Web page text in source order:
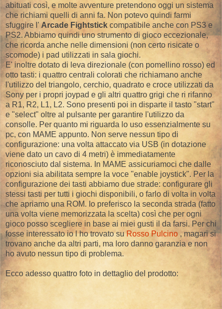
abituati così, e molte avventure pretendono oggi un sistema
che richiami quelli di anni fa. Non potevo quindi farmi
sfuggire l' Arcade Fightstick compatibile anche con PS3 e
PS2. Abbiamo quindi uno strumento di gioco eccezionale,
che ricorda anche nelle dimensioni (non certo risicate o
scomode) i pad utilizzati in sala giochi.
E' inoltre dotato di leva direzionale (con pomellino rosso) ed
otto tasti: i quattro centrali colorati che richiamano anche
l'utilizzo del triangolo, cerchio, quadrato e croce utilizzati da
Sony per i propri joypad e gli altri quattro grigi che ri rifanno
a R1, R2, L1, L2. Sono presenti poi in disparte il tasto "start"
e "select" oltre al pulsante per garantire l'utilizzo da
consolle. Per quanto mi riguarda lo uso essenzialmente su
pc, con MAME appunto. Non serve nessun tipo di
configurazione: una volta attaccato via USB (in dotazione
viene dato un cavo di 4 metri) è immediatamente
riconosciuto dal sistema. In MAME assicuriamoci che dalle
opzioni sia abilitata sempre la voce "enable joystick". Per la
configurazione dei tasti abbiamo due strade: configurare gli
stessi tasti per tutti i giochi disponibili, o farlo di volta in volta
che apriamo una ROM. Io preferisco la seconda strada (fatto
una volta viene memorizzata la scelta) così che per ogni
gioco posso scegliere in base ai miei gusti il da farsi. Per chi
fosse interessato io l ho trovato suRosso Pulcino , magari si
trovano anche da altri parti, ma loro danno garanzia e non
ho avuto nessun tipo di problema.
Ecco adesso quattro foto in dettaglio del prodotto: